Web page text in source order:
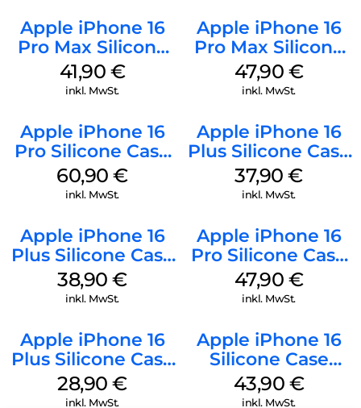
Apple iPhone 16
Pro Max Silicone
Case MagSafe
Ultramarine
41,90 €
inkl. MwSt.
Apple iPhone 16
Pro Max Silicone
Case MagSafe
Black
47,90 €
inkl. MwSt.
Apple iPhone 16
Pro Silicone Case
MagSafe Stone
Gray
60,90€
inkl. MwSt.
Apple iPhone 16
Plus Silicone Case
MagSafe Lake
Green
37,90€
inkl. MwSt.
Apple iPhone 16
Plus Silicone Case
MagSafe Denim
38,90€
inkl. MwSt.
Apple iPhone 16
Pro Silicone Case
MagSafe Denim
47,90 €
inkl. MwSt.
Apple iPhone 16
Plus Silicone Case
MagSafe Black
28,90€
inkl. MwSt.
Apple iPhone 16
Silicone Case
MagSafe Plum
43,90 €
inkl. MwSt.